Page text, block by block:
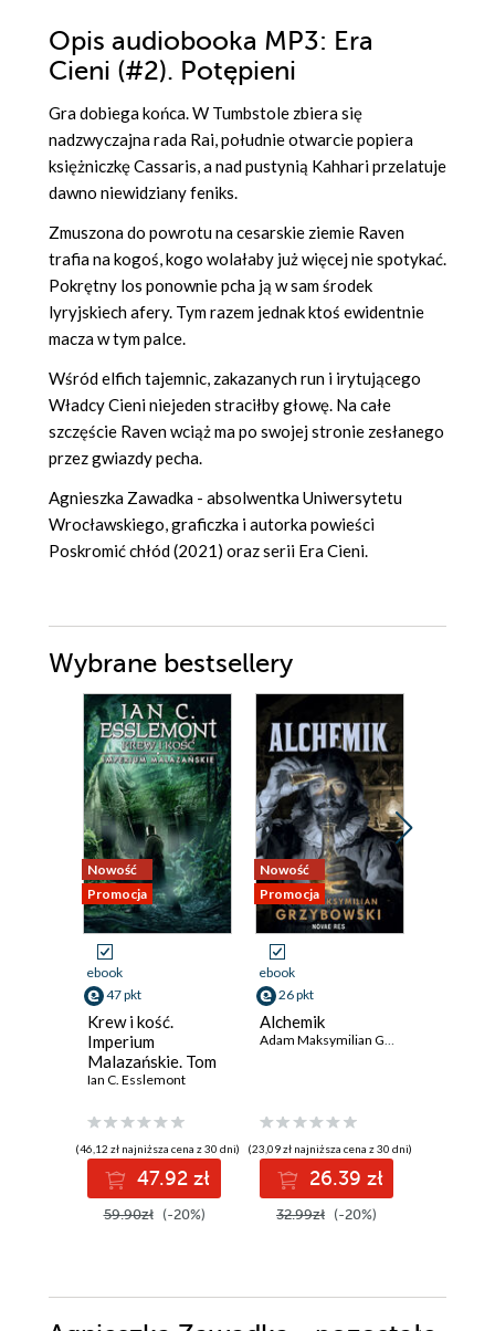
Opis audiobooka MP3: Era
Cieni (#2). Potępieni
Gra dobiega końca. W Tumbstole zbiera się
nadzwyczajna rada Rai, południe otwarcie popiera
księżniczkę Cassaris, a nad pustynią Kahhari przelatuje
dawno niewidziany feniks.
Zmuszona do powrotu na cesarskie ziemie Raven
trafia na kogoś, kogo wolałaby już więcej nie spotykać.
Pokrętny los ponownie pcha ją w sam środek
lyryjskiech afery. Tym razem jednak ktoś ewidentnie
macza w tym palce.
Wśród elfich tajemnic, zakazanych run i irytującego
Władcy Cieni niejeden straciłby głowę. Na całe
szczęście Raven wciąż ma po swojej stronie zesłanego
przez gwiazdy pecha.
Agnieszka Zawadka - absolwentka Uniwersytetu
Wrocławskiego, graficzka i autorka powieści
Poskromić chłód (2021) oraz serii Era Cieni.
Wybrane bestsellery
Nowość
Promocja
ebook
47 pkt
Krew i kość.
Imperium
Malazańskie. Tom
5
Ian C. Esslemont
(46,12 zł najniższa cena z 30 dni)
47.92 zł
59.90zł (-20%)
Nowość
Promocja
ebook
26 pkt
Alchemik
Adam Maksymilian Grzybowski
(23,09 zł najniższa cena z 30 dni)
26.39 zł
32.99zł (-20%)